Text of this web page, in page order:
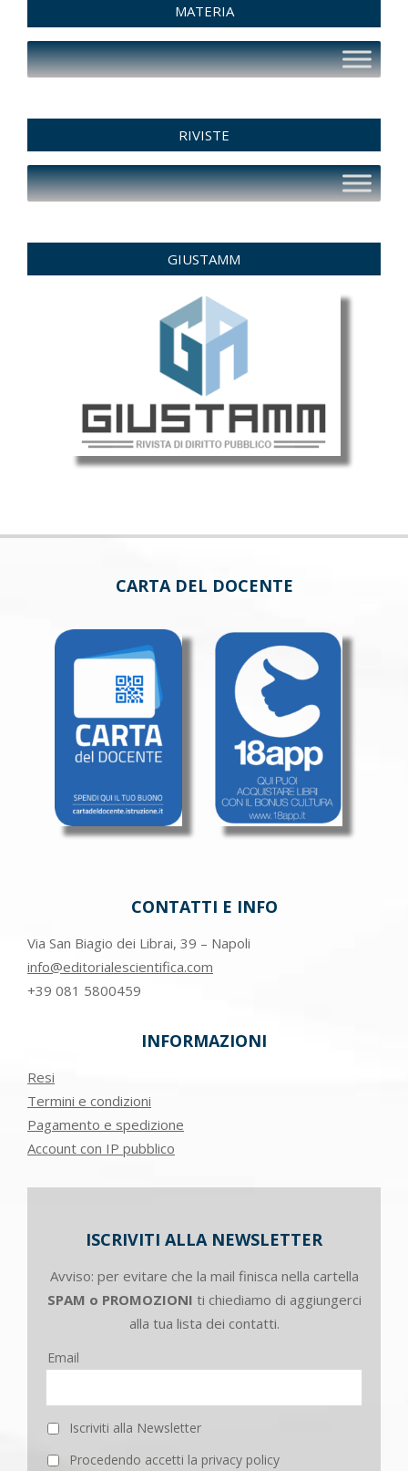
MATERIA
RIVISTE
GIUSTAMM
CARTA DEL DOCENTE
CONTATTI E INFO
Via San Biagio dei Librai, 39 – Napoli
info@editorialescientifica.com
+39 081 5800459
INFORMAZIONI
Resi
Termini e condizioni
Pagamento e spedizione
Account con IP pubblico
ISCRIVITI ALLA NEWSLETTER
Avviso: per evitare che la mail finisca nella cartella
SPAM o PROMOZIONI ti chiediamo di aggiungerci
alla tua lista dei contatti.
Email
Iscriviti alla Newsletter
Procedendo accetti la privacy policy